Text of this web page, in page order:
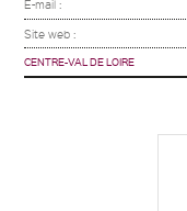
E-mail :
Site web :
CENTRE-VAL DE LOIRE